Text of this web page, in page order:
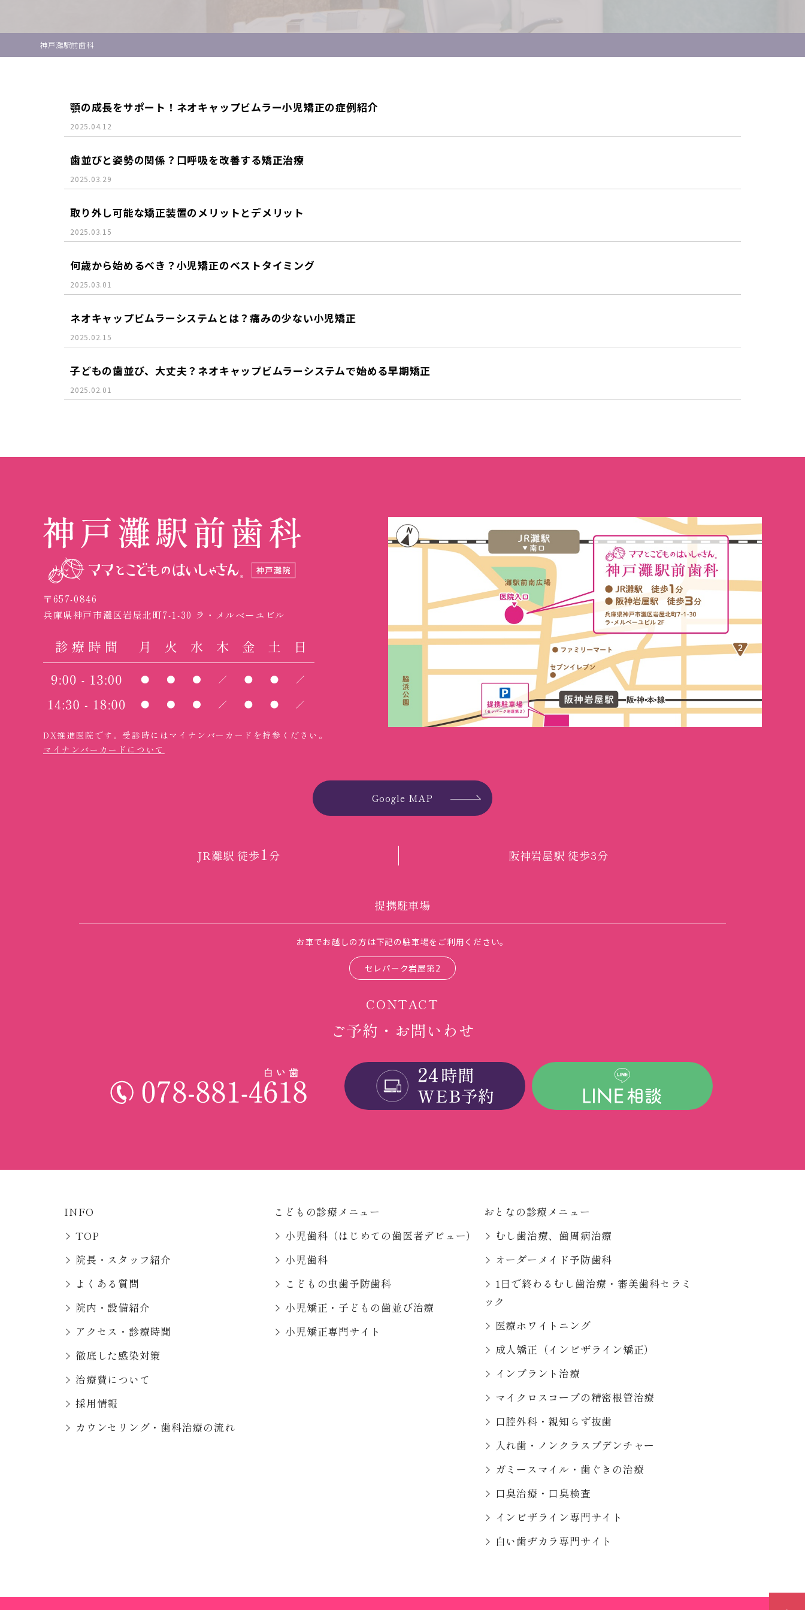
神戸灘駅前歯科
顎の成長をサポート！ネオキャップビムラー小児矯正の症例紹介
2025.04.12
歯並びと姿勢の関係？口呼吸を改善する矯正治療
2025.03.29
取り外し可能な矯正装置のメリットとデメリット
2025.03.15
何歳から始めるべき？小児矯正のベストタイミング
2025.03.01
ネオキャップビムラーシステムとは？痛みの少ない小児矯正
2025.02.15
子どもの歯並び、大丈夫？ネオキャップビムラーシステムで始める早期矯正
2025.02.01
〒657-0846
兵庫県神戸市灘区岩屋北町7-1-30 ラ・メルベーユビル
DX推進医院です。 受診時にはマイナンバーカードを持参ください。
マイナンバーカードについて
Google MAP
JR灘駅 徒歩1分 阪神岩屋駅 徒歩3分
提携駐車場
お車でお越しの方は下記の駐車場をご利用ください。
セレパーク岩屋第2
CONTACT
ご予約・お問いわせ
INFO
TOP
院長・スタッフ紹介
よくある質問
院内・設備紹介
アクセス・診療時間
徹底した感染対策
治療費について
採用情報
カウンセリング・歯科治療の流れ
こどもの診療メニュー
小児歯科（はじめての歯医者デビュー）
小児歯科
こどもの虫歯予防歯科
小児矯正・子どもの歯並び治療
小児矯正専門サイト
おとなの診療メニュー
むし歯治療、歯周病治療
オーダーメイド予防歯科
1日で終わるむし歯治療・審美歯科セラミ
ック
医療ホワイトニング
成人矯正（インビザライン矯正）
インプラント治療
マイクロスコープの精密根管治療
口腔外科・親知らず抜歯
入れ歯・ノンクラスプデンチャー
ガミースマイル・歯ぐきの治療
口臭治療・口臭検査
インビザライン専門サイト
白い歯ヂカラ専門サイト